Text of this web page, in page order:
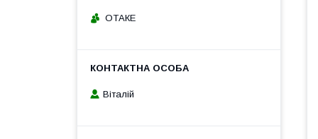
ОТАКЕ
Віталій